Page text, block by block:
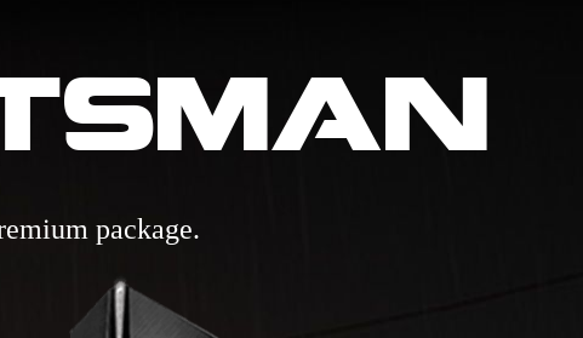
package.